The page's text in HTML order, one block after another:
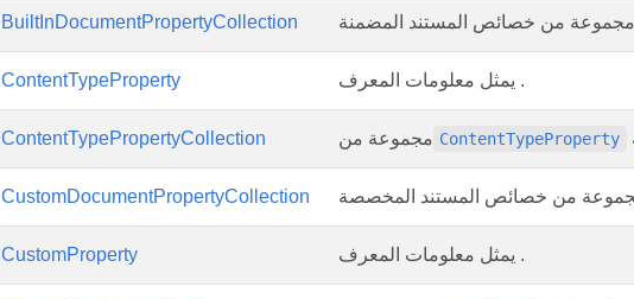
BuiltInDocumentPropertyCollection
ContentTypeProperty يمثل معلومات المعرف .
ContentTypePropertyCollection مجموعة من ContentTypeProperty
CustomDocumentPropertyCollection
CustomProperty يمثل معلومات المعرف .